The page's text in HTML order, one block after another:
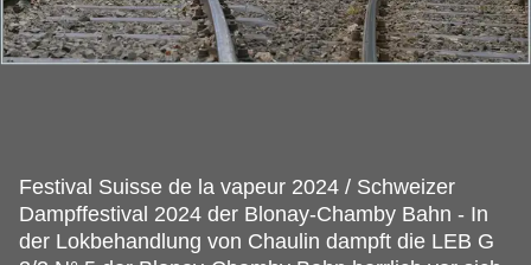
Festival Suisse de la vapeur 2024 / Schweizer
Dampffestival 2024 der Blonay-Chamby Bahn - In
der Lokbehandlung von Chaulin dampft die LEB G